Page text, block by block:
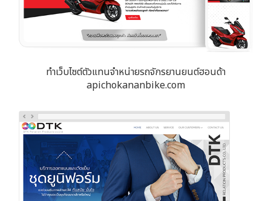
ทำเว็บไซต์ตัวแทนจำหน่ายรถจักรยานยนต์ฮอนด้า
apichokananbike.com